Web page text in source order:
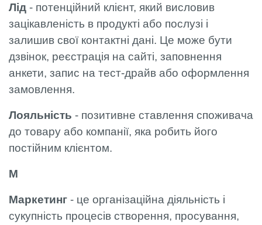
Лід - потенційний клієнт, який висловив
зацікавленість в продукті або послузі і
залишив свої контактні дані. Це може бути
дзвінок, реєстрація на сайті, заповнення
анкети, запис на тест-драйв або оформлення
замовлення.
Лояльність - позитивне ставлення споживача
до товару або компанії, яка робить його
постійним клієнтом.
М
Маркетинг - це організаційна діяльність і
сукупність процесів створення, просування,